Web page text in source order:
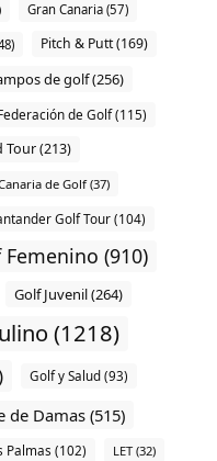
Gran Canaria (57)
Pitch & Putt (169)
de golf (256)
de Golf (115)
Tour (213)
de Golf (37)
Golf Tour (104)
Femenino (910)
Golf Juvenil (264)
(1218)
Golf y Salud (93)
de Damas (515)
Palmas (102) LET (32)